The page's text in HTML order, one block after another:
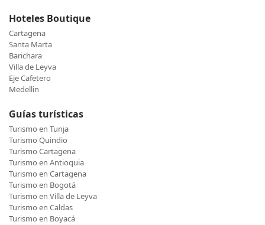
Hoteles Boutique
Cartagena
Santa Marta
Barichara
Villa de Leyva
Eje Cafetero
Medellin
Guías turísticas
Turismo en Tunja
Turismo Quindio
Turismo Cartagena
Turismo en Antioquia
Turismo en Cartagena
Turismo en Bogotá
Turismo en Villa de Leyva
Turismo en Caldas
Turismo en Boyacá